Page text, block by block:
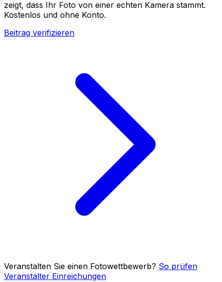
zeigt, dass Ihr Foto von einer echten Kamera stammt.
Kostenlos und ohne Konto.
Beitrag verifizieren
Veranstalten Sie einen Fotowettbewerb? So prüfen
Veranstalter Einreichungen